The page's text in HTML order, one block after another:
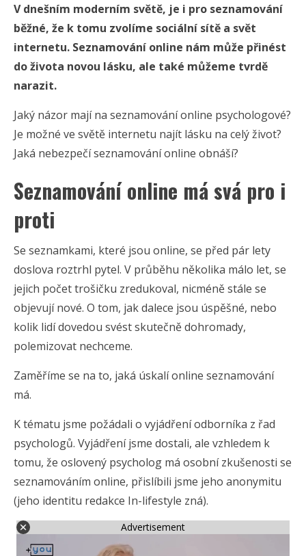
V dnešním moderním světě, je i pro seznamování
běžné, že k tomu zvolíme sociální sítě a svět
internetu. Seznamování online nám může přinést
do života novou lásku, ale také můžeme tvrdě
narazit.
Jaký názor mají na seznamování online psychologové?
Je možné ve světě internetu najít lásku na celý život?
Jaká nebezpečí seznamování online obnáší?
Seznamování online má svá pro i
proti
Se seznamkami, které jsou online, se před pár lety
doslova roztrhl pytel. V průběhu několika málo let, se
jejich počet trošičku zredukoval, nicméně stále se
objevují nové. O tom, jak dalece jsou úspěšné, nebo
kolik lidí dovedou svést skutečně dohromady,
polemizovat nechceme.
Zaměříme se na to, jaká úskalí online seznamování
má.
K tématu jsme požádali o vyjádření odborníka z řad
psychologů. Vyjádření jsme dostali, ale vzhledem k
tomu, že oslovený psycholog má osobní zkušenosti se
seznamováním online, přislíbili jsme jeho anonymitu
(jeho identitu redakce In-lifestyle zná).
Advertisement